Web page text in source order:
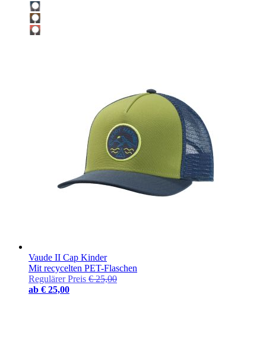
Vaude II Cap Kinder
Mit recycelten PET-Flaschen
Regulärer Preis € 25,00
ab € 25,00